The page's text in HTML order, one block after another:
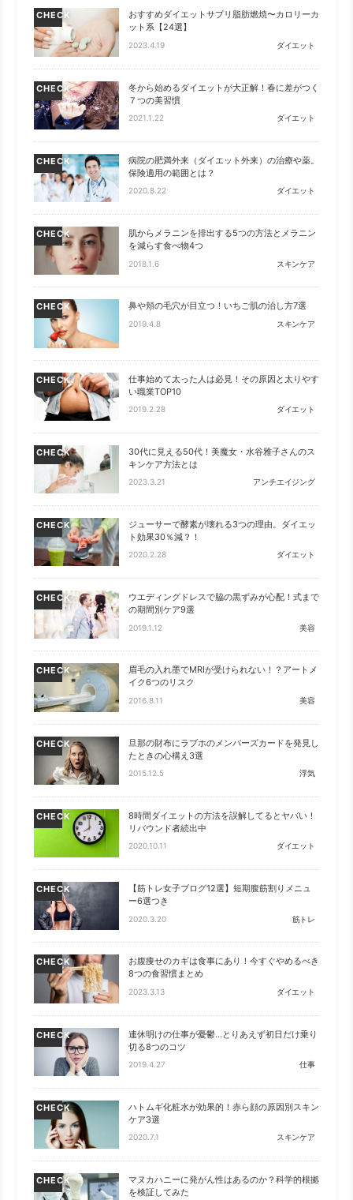
CHECK
おすすめダイエットサプリ脂肪燃焼〜カロリーカ
ット系【24選】
2023.4.19 ダイエット
CHECK
冬から始めるダイエットが大正解！春に差がつく
７つの美習慣
2021.1.22 ダイエット
CHECK
病院の肥満外来（ダイエット外来）の治療や薬。
保険適用の範囲とは？
2020.8.22 ダイエット
CHECK
肌からメラニンを排出する5つの方法とメラニン
を減らす食べ物4つ
2018.1.6 スキンケア
CHECK 鼻や頬の毛穴が目立つ！いちご肌の治し方7選
2019.4.8 スキンケア
CHECK
仕事始めて太った人は必見！その原因と太りやす
い職業TOP10
2019.2.28 ダイエット
CHECK
30代に見える50代！美魔女・水谷雅子さんのス
キンケア方法とは
2023.3.21 アンチエイジング
CHECK
ジューサーで酵素が壊れる3つの理由。ダイエッ
ト効果30％減？！
2020.2.28 ダイエット
CHECK
ウエディングドレスで脇の黒ずみが心配！式まで
の期間別ケア9選
2019.1.12 美容
CHECK
眉毛の入れ墨でMRIが受けられない！？アートメ
イク6つのリスク
2016.8.11 美容
CHECK
旦那の財布にラブホのメンバーズカードを発見し
たときの心構え3選
2015.12.5 浮気
CHECK
8時間ダイエットの方法を誤解してるとヤバい！
リバウンド者続出中
2020.10.11 ダイエット
CHECK
【筋トレ女子ブログ12選】短期腹筋割りメニュ
ー6選つき
2020.3.20 筋トレ
CHECK
お腹痩せのカギは食事にあり！今すぐやめるべき
8つの食習慣まとめ
2023.3.13 ダイエット
CHECK
連休明けの仕事が憂鬱…とりあえず初日だけ乗り
切る8つのコツ
2019.4.27 仕事
CHECK
ハトムギ化粧水が効果的！赤ら顔の原因別スキン
ケア3選
2020.7.1 スキンケア
CHECK
マヌカハニーに発がん性はあるのか？科学的根拠
を検証してみた